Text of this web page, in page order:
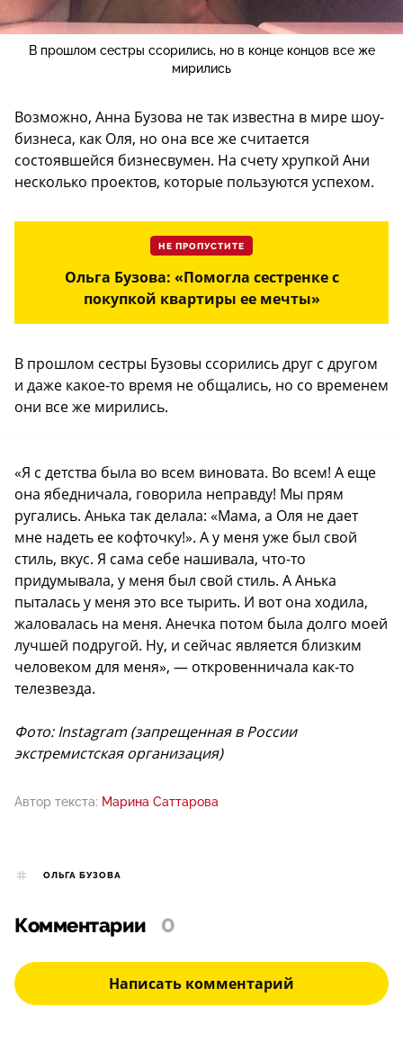
В прошлом сестры ссорились, но в конце концов все же
мирились
Возможно, Анна Бузова не так известна в мире шоу-
бизнеса, как Оля, но она все же считается
состоявшейся бизнесвумен. На счету хрупкой Ани
несколько проектов, которые пользуются успехом.
НЕ ПРОПУСТИТЕ
Ольга Бузова: «Помогла сестренке с
покупкой квартиры ее мечты»
В прошлом сестры Бузовы ссорились друг с другом
и даже какое-то время не общались, но со временем
они все же мирились.
«Я с детства была во всем виновата. Во всем! А еще
она ябедничала, говорила неправду! Мы прям
ругались. Анька так делала: «Мама, а Оля не дает
мне надеть ее кофточку!». А у меня уже был свой
стиль, вкус. Я сама себе нашивала, что-то
придумывала, у меня был свой стиль. А Анька
пыталась у меня это все тырить. И вот она ходила,
жаловалась на меня. Анечка потом была долго моей
лучшей подругой. Ну, и сейчас является близким
человеком для меня», — откровенничала как-то
телезвезда.
Фото: Instagram (запрещенная в России
экстремистская организация)
Автор текста: Марина Саттарова
ОЛЬГА БУЗОВА
Комментарии 0
Написать комментарий